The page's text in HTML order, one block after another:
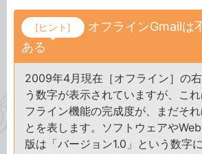
[ヒント]
オフラインGmailは
ある
2009年4月現在［オフライン］の
う数字が表示されていますが、こ
フライン機能の完成度が、まだそ
とを表します。ソフトウェアや
版は「バージョン1.0」という数字